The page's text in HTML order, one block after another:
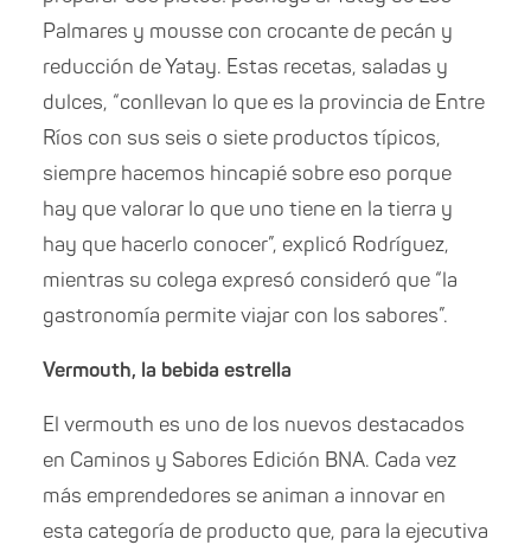
Palmares y mousse con crocante de pecán y
reducción de Yatay. Estas recetas, saladas y
dulces, “conllevan lo que es la provincia de Entre
Ríos con sus seis o siete productos típicos,
siempre hacemos hincapié sobre eso porque
hay que valorar lo que uno tiene en la tierra y
hay que hacerlo conocer”, explicó Rodríguez,
mientras su colega expresó consideró que “la
gastronomía permite viajar con los sabores”.
Vermouth, la bebida estrella
El vermouth es uno de los nuevos destacados
en Caminos y Sabores Edición BNA. Cada vez
más emprendedores se animan a innovar en
esta categoría de producto que, para la ejecutiva